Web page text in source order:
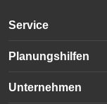
Service
Planungshilfen
Unternehmen